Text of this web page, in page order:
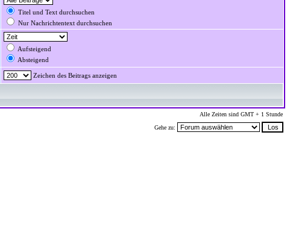
Titel und Text durchsuchen
Nur Nachrichtentext durchsuchen
Aufsteigend
Absteigend
Zeichen des Beitrags anzeigen
Alle Zeiten sind GMT + 1 Stunde
Gehe zu: